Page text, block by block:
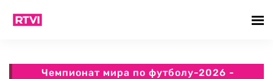
Чемпионат мира по футболу-2026 -